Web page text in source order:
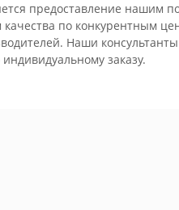
предоставление нашим
по конкурентным
Наши
заказу.